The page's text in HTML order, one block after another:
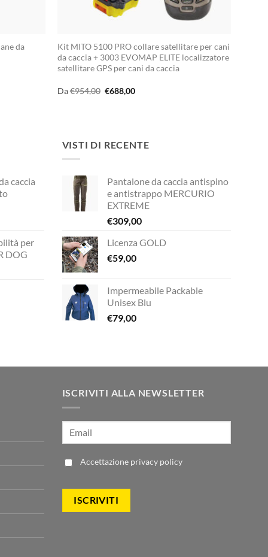
da
Kit MITO 5100 PRO collare satellitare per cani
da caccia + 3003 EVOMAP ELITE localizzatore
satellitare GPS per cani da caccia
Da€954,00 Il
prezzo
€688,00Il
caccia
per
DOG
VISTI DI RECENTE
Pantalone da caccia antispino
e antistrappo MERCURIO
EXTREME
€309,00
Licenza GOLD
€59,00
Impermeabile Packable
Unisex Blu
€79,00
ISCRIVITI ALLA NEWSLETTER
Accettazione privacy policy